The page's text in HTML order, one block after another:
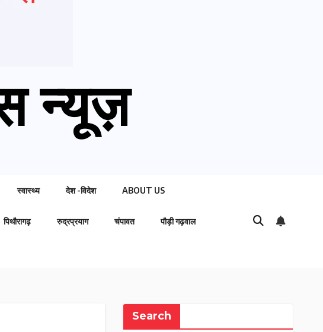
न्यूज़
स्वास्थ्य देश -विदेश ABOUT US
पिथौरागढ़ रुद्रप्रयाग चंपावत पौड़ी गढ़वाल
Search